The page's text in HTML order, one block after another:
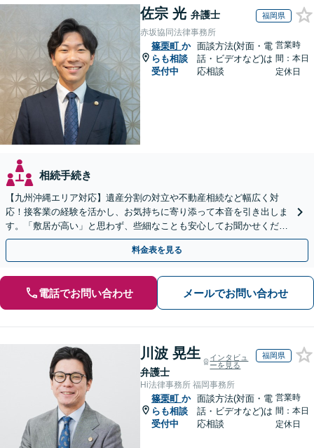
佐宗 光 弁護士 福岡県
赤坂協同法律事務所
篠栗町 か
らも相談
受付中
面談方法(対面・電
話・ビデオなど)は
応相談
営業時
間：本日
定休日
相続手続き
【九州沖縄エリア対応】遺産分割の対立や不動産相続など幅広く対
応！接客業の経験を活かし、お気持ちに寄り添って本音を引き出しま
す。「敷居が高い」と思わず、些細なことも安心してお聞かせくださ
い【初回相談無料】【夜間・休日相談可】
料金表を見る
電話でお問い合わせ メールでお問い合わせ
川波 晃生
弁護士
インタビュ
ーを見る
福岡県
Hi法律事務所 福岡事務所
篠栗町 か
らも相談
受付中
面談方法(対面・電
話・ビデオなど)は
応相談
営業時
間：本日
定休日